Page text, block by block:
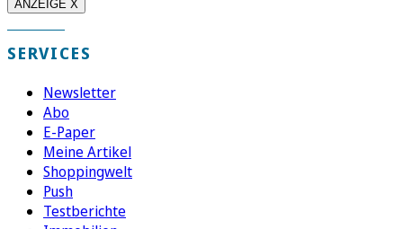
ANZEIGE X
SERVICES
Newsletter
Abo
E-Paper
Meine Artikel
Shoppingwelt
Push
Testberichte